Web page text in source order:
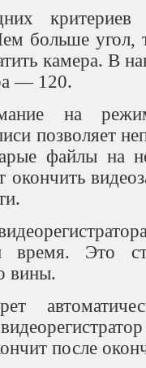
критериев
больше
камера. В
— 120.
на
позволяет
файлы на
окончить
время. Это
вины.
после